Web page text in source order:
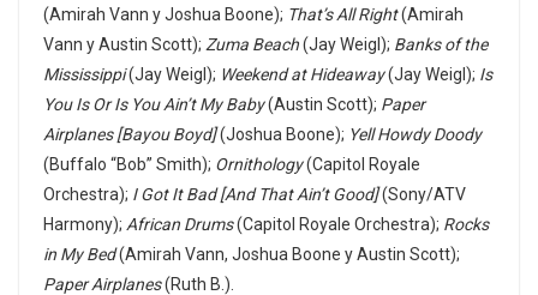
(Amirah Vann y Joshua Boone); That’s All Right(Amirah
Vann y Austin Scott); Zuma Beach(Jay Weigl); Banks of the
Mississippi(Jay Weigl); Weekend at Hideaway(Jay Weigl); Is
You Is Or Is You Ain’t My Baby(Austin Scott); Paper
Airplanes [Bayou Boyd](Joshua Boone); Yell Howdy Doody
(Buffalo “Bob” Smith); Ornithology(Capitol Royale
Orchestra); I Got It Bad [And That Ain’t Good](Sony/ATV
Harmony); African Drums(Capitol Royale Orchestra); Rocks
in My Bed(Amirah Vann, Joshua Boone y Austin Scott);
Paper Airplanes(Ruth B.).